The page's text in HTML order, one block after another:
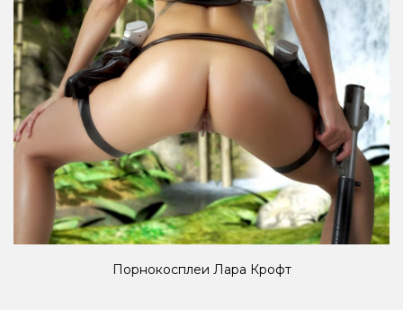
Порнокосплеи Лара Крофт